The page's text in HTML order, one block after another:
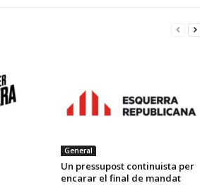
General
Un pressupost continuista per
encarar el final de mandat